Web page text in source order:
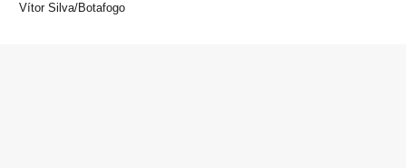
Vítor Silva/Botafogo